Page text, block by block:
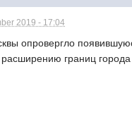
2019 - 17:04
опровергло
границ